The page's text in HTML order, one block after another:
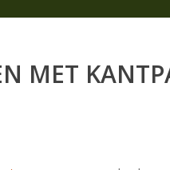
MET